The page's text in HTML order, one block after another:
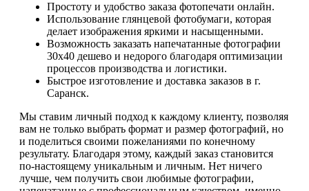
Простоту и удобство заказа фотопечати онлайн.
Использование глянцевой фотобумаги, которая
делает изображения яркими и насыщенными.
Возможность заказать напечатанные фотографии
30х40 дешево и недорого благодаря оптимизации
процессов производства и логистики.
Быстрое изготовление и доставка заказов в г.
Саранск.
Мы ставим личный подход к каждому клиенту, позволяя
вам не только выбрать формат и размер фотографий, но
и поделиться своими пожеланиями по конечному
результату. Благодаря этому, каждый заказ становится
по-настоящему уникальным и личным. Нет ничего
лучше, чем получить свои любимые фотографии,